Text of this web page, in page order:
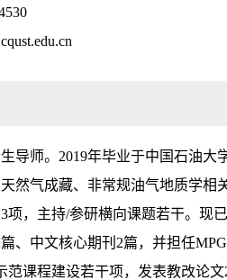
导师。2019年毕业于中国石油
然气成藏、非常规油气地质学
，主持/参研横向课题若干。现
、中文核心期刊2篇，并担任
课程建设若干项，发表教改论